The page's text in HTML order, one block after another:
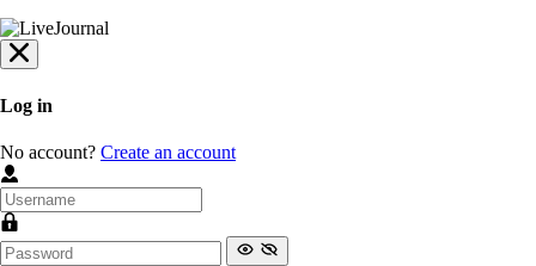
Log in
No account? Create an account